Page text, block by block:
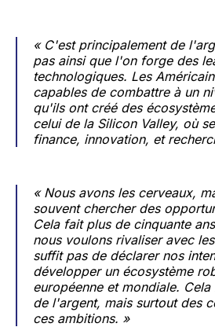
« C'est principalement de
pas ainsi que l'on forge des
technologiques. Les
capables de combattre à un
qu'ils ont créé des
celui de la Silicon Valley, où
finance, innovation, et
« Nous avons les cerveaux,
souvent chercher des
Cela fait plus de cinquante
nous voulons rivaliser avec
suffit pas de déclarer nos
développer un écosystème
européenne et mondiale.
de l'argent, mais surtout des
ces ambitions. »